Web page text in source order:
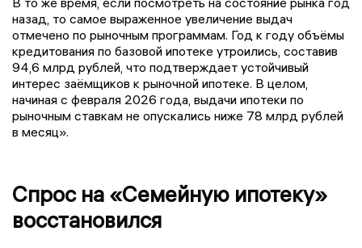
назад, то самое выраженное увеличение выдач
отмечено по рыночным программам. Год к году объёмы
кредитования по базовой ипотеке утроились, составив
94,6 млрд рублей, что подтверждает устойчивый
интерес заёмщиков к рыночной ипотеке. В целом,
начиная с февраля 2026 года, выдачи ипотеки по
рыночным ставкам не опускались ниже 78 млрд рублей
в месяц».
Спрос на «Семейную ипотеку»
восстановился